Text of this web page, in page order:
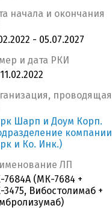
начала и окончания
- 05.07.2027
и дата РКИ
проводящая
Шарп и Доум Корп.
компании
и Ко. Инк.)
ЛП
(МК-7684 +
Вибостолимаб +